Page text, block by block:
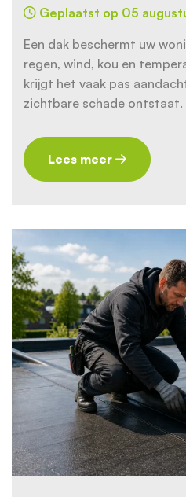
Geplaatst op 05
Een dak beschermt uw
regen, wind, kou en
krijgt het vaak pas
zichtbare schade ontstaat.
Lees meer